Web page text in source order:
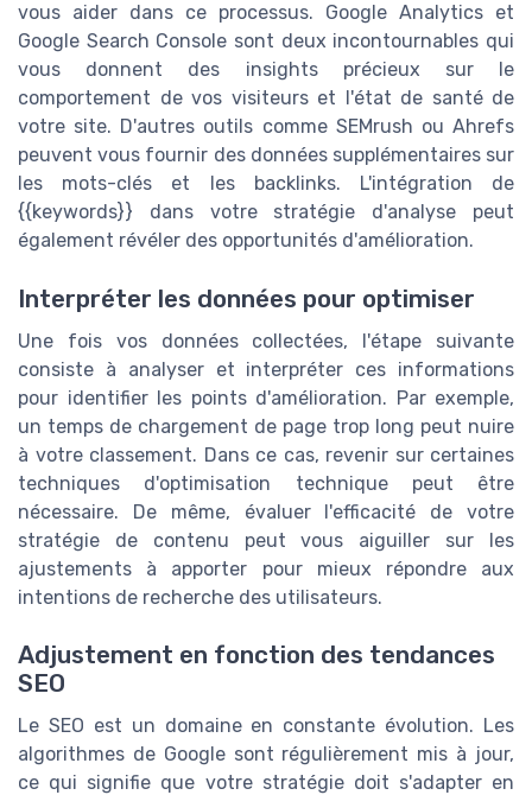
vous aider dans ce processus. Google Analytics et
Google Search Console sont deux incontournables qui
vous donnent des insights précieux sur le
comportement de vos visiteurs et l'état de santé de
votre site. D'autres outils comme SEMrush ou Ahrefs
peuvent vous fournir des données supplémentaires sur
les mots-clés et les backlinks. L'intégration de
{{keywords}} dans votre stratégie d'analyse peut
également révéler des opportunités d'amélioration.
Interpréter les données pour optimiser
Une fois vos données collectées, l'étape suivante
consiste à analyser et interpréter ces informations
pour identifier les points d'amélioration. Par exemple,
un temps de chargement de page trop long peut nuire
à votre classement. Dans ce cas, revenir sur certaines
techniques d'optimisation technique peut être
nécessaire. De même, évaluer l'efficacité de votre
stratégie de contenu peut vous aiguiller sur les
ajustements à apporter pour mieux répondre aux
intentions de recherche des utilisateurs.
Adjustement en fonction des tendances
SEO
Le SEO est un domaine en constante évolution. Les
algorithmes de Google sont régulièrement mis à jour,
ce qui signifie que votre stratégie doit s'adapter en